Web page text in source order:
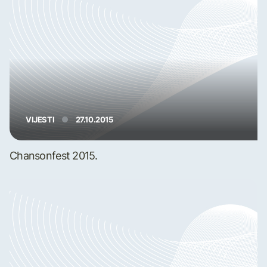
VIJESTI 27.10.2015
Chansonfest 2015.